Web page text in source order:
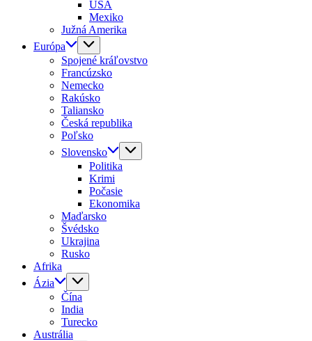
USA
Mexiko
Južná Amerika
Európa
Spojené kráľovstvo
Francúzsko
Nemecko
Rakúsko
Taliansko
Česká republika
Poľsko
Slovensko
Politika
Krimi
Počasie
Ekonomika
Maďarsko
Švédsko
Ukrajina
Rusko
Afrika
Ázia
Čína
India
Turecko
Austrália